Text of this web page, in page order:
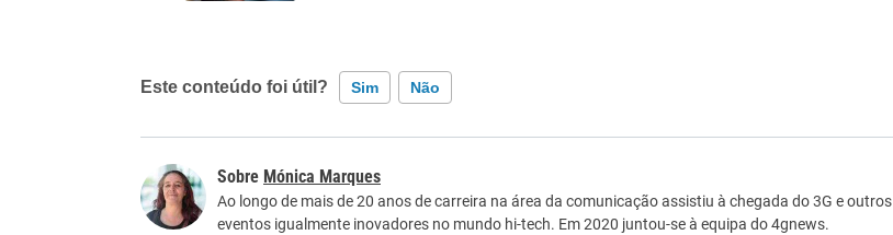
Este conteúdo foi útil? Sim Não
Este conteúdo não tem a informação que procuro
Mónica Marques
Ao longo de mais de 20 anos de carreira na área da comunicação assistiu à chegada do 3G e outros
eventos igualmente inovadores no mundo hi-tech. Em 2020 juntou-se à equipa do 4gnews.